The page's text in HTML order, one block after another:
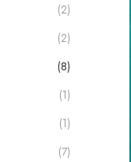
(2)
(2)
(8)
(1)
(1)
(7)